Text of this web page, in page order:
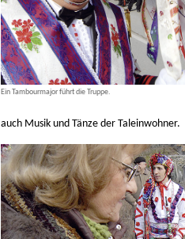
Ein Tambourmajor führt die Truppe.
auch Musik und Tänze der Taleinwohner.